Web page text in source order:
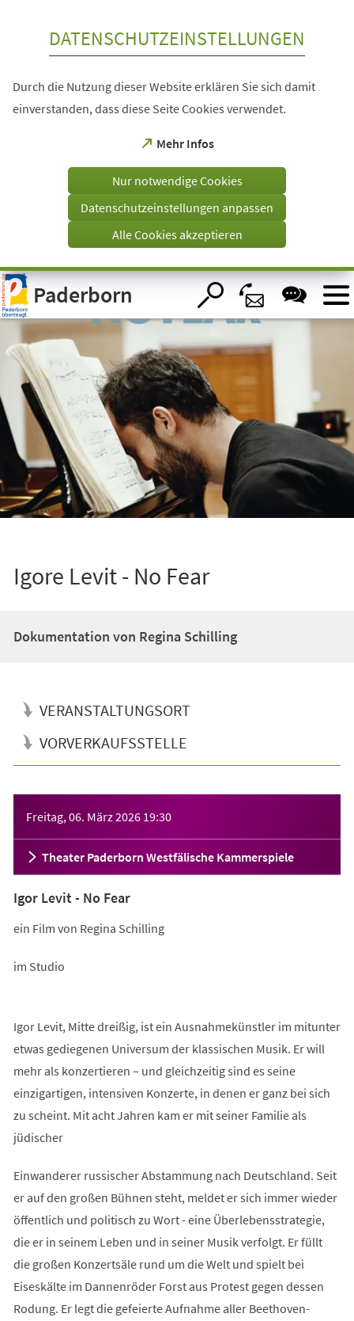
Visuelle
Assistenzsoftware
öffnen.
DATENSCHUTZEINSTELLUNGEN
Durch die Nutzung dieser Website erklären Sie sich damit
einverstanden, dass diese Seite Cookies verwendet.
Mehr Infos
(Öffnet
einem
Tab)
Nur notwendige Cookies
Datenschutzeinstellungen anpassen
Alle Cookies akzeptieren
Paderborn
Igore Levit - No Fear
Dokumentation von Regina Schilling
VERANSTALTUNGSORT
VORVERKAUFSSTELLE
Freitag, 06. März 2026 19:30
Theater Paderborn Westfälische Kammerspiele
Igor Levit - No Fear
ein Film von Regina Schilling
im Studio
Igor Levit, Mitte dreißig, ist ein Ausnahmekünstler im mitunter
etwas gediegenen Universum der klassischen Musik. Er will
mehr als konzertieren – und gleichzeitig sind es seine
einzigartigen, intensiven Konzerte, in denen er ganz bei sich
zu scheint. Mit acht Jahren kam er mit seiner Familie als
jüdischer
Einwanderer russischer Abstammung nach Deutschland. Seit
er auf den großen Bühnen steht, meldet er sich immer wieder
öffentlich und politisch zu Wort - eine Überlebensstrategie,
die er in seinem Leben und in seiner Musik verfolgt. Er füllt
die großen Konzertsäle rund um die Welt und spielt bei
Eiseskälte im Dannenröder Forst aus Protest gegen dessen
Rodung. Er legt die gefeierte Aufnahme aller Beethoven-